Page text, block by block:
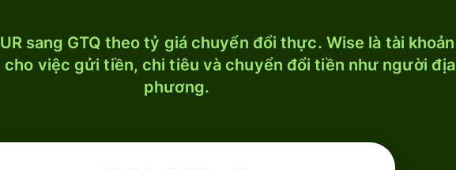
sang GTQ theo tỷ giá chuyển đổi thực. Wise là tài khoản
việc gửi tiền, chi tiêu và chuyển đổi tiền như người địa
phương.